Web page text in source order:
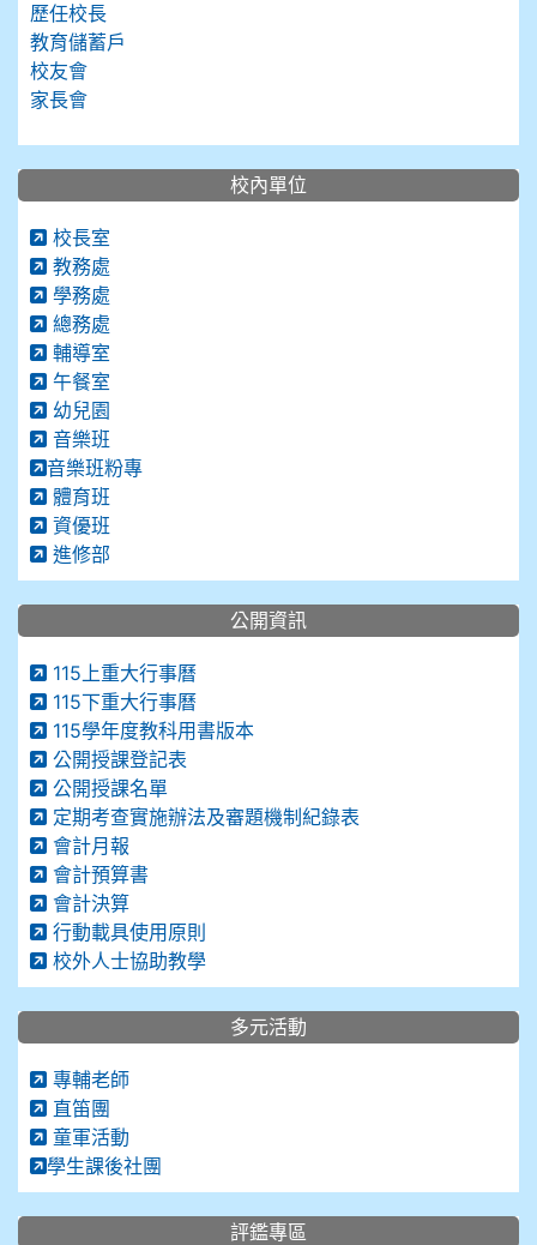
歷任校長
教育儲蓄戶
校友會
家長會
校內單位
校長室
教務處
學務處
總務處
輔導室
午餐室
幼兒園
音樂班
音樂班粉專
體育班
資優班
進修部
公開資訊
115上重大行事曆
115下重大行事曆
115學年度教科用書版本
公開授課登記表
公開授課名單
定期考查實施辦法及審題機制紀錄表
會計月報
會計預算書
會計決算
行動載具使用原則
校外人士協助教學
多元活動
專輔老師
直笛團
童軍活動
學生課後社團
評鑑專區